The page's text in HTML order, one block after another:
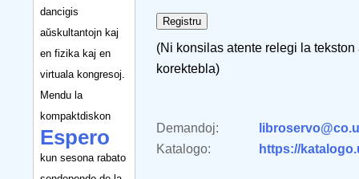
dancigis
aŭskultantojn kaj
en fizika kaj en
virtuala kongresoj.
Mendu la
kompaktdiskon
Espero
kun sesona rabato
(Ni konsilas atente relegi la
korektebla)
Demandoj:
Katalogo:
https://